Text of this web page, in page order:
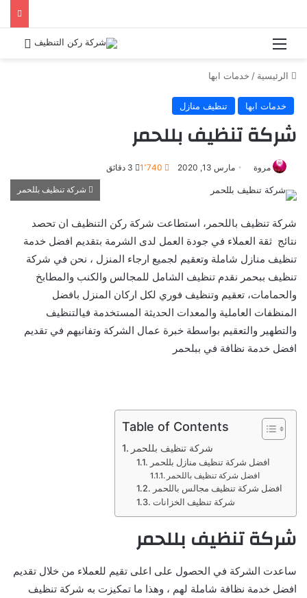
الرئيسية / خدمات ابها
خدمات ابها تنظيف منازل
شركة تنظيف بللحمر
مروة مارس 13, 2020
شركة تنظيف بللحمر
شركة تنظيف باللحمر، استطاعت شركة ركن التنظيف ان تحصد
نتائج ثقة العملاء في جودة العمل لدى الشرمة بتقديم افضل خدمة
تنظيف منازل شاملة وتعقيم لجميع ارجاء المنزل ، نحن في شركة
تنظيف ببحمر نقدم تنظيف الشامل للمجالس والكنب والمطابخ
والحمامات، تعقيم وتنظيف فوري لكل اركان المنزل بافضل
المنظفات العاملية والمعدات الحديثة المستخدمة فيالتنظيف
والتطهير والتعقيم بواسطة خبرة عمال الشركة وتفانيهم في تقديم
افضل خدمة نظافة في ببلحمر
Table of Contents
شركة تنظيف بللحمر
افضل شركة تنظيف منازل بللحمر
افضل شركة تنظيف باللحمر
افضل شركة تنظيف مجالس باللحمر
شركة تنظيف الخزانات
شركة تنظيف بللحمر
ساعدت الشركة في الحصول على اعلى تقيم للعملاء من خلال تقديم
افضل خدمة نظافة شاملة لهم ، وهذا ما تمكيزت به شركة تنظيف